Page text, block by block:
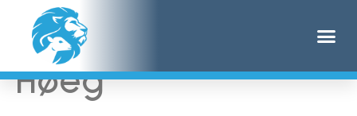
Étiquette :
Høeg